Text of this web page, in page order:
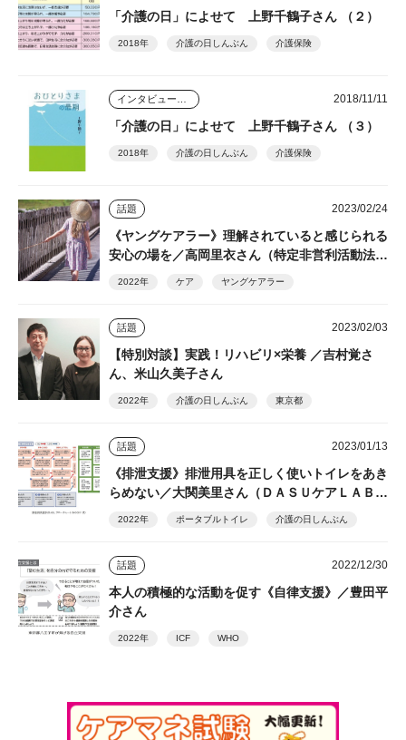
「介護の日」によせて 上野千鶴子さん （２）
2018年 介護の日しんぶん 介護保険
2018/11/11
「介護の日」によせて 上野千鶴子さん （３）
2018年 介護の日しんぶん 介護保険
話題 2023/02/24
《ヤングケアラー》理解されていると感じられる
安心の場を／高岡里衣さん（特定非営利活動法人
2022年 ケア ヤングケアラー
話題 2023/02/03
【特別対談】実践！リハビリ×栄養 ／吉村覚さ
ん、米山久美子さん
2022年 介護の日しんぶん 東京都
話題 2023/01/13
《排泄支援》排泄用具を正しく使いトイレをあき
らめない／大関美里さん（ＤＡＳＵケアＬＡＢ
2022年 ポータブルトイレ 介護の日しんぶん
話題 2022/12/30
本人の積極的な活動を促す《自律支援》／豊田平
介さん
2022年 ICF WHO